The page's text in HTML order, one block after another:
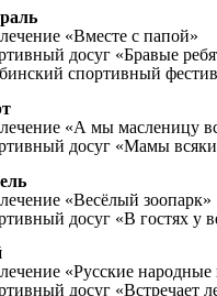
«Вместе с папой»
досуг «Бравые
спортивный
«А мы масленицу
досуг «Мамы
«Весёлый зоопарк»
досуг «В гостях у
«Русские
досуг «Встречает